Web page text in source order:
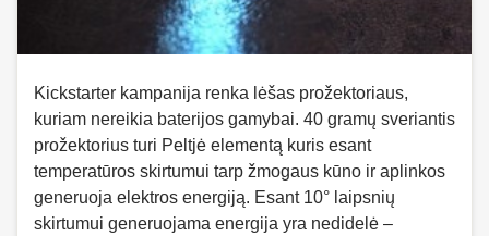
Kickstarter kampanija renka lėšas prožektoriaus,
kuriam nereikia baterijos gamybai. 40 gramų sveriantis
prožektorius turi Peltjė elementą kuris esant
temperatūros skirtumui tarp žmogaus kūno ir aplinkos
generuoja elektros energiją. Esant 10° laipsnių
skirtumui generuojama energija yra nedidelė –